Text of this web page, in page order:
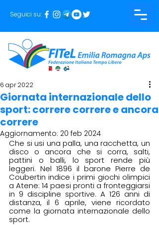
Seguici su:
Giornata internazionale dello
sport: correre correre e ancora
correre
6 apr 2022
Aggiornamento: 20 feb 2024
Che si usi una palla, una racchetta, un
disco o ancora che si corra, salti,
pattini o balli, lo sport rende più
leggeri. Nel 1896 il barone Pierre de
Coubertin indice i primi giochi olimpici
a Atene: 14 paesi pronti a fronteggiarsi
in 9 discipline sportive. A 126 anni di
distanza, il 6 aprile, viene ricordato
come la giornata internazionale dello
sport.